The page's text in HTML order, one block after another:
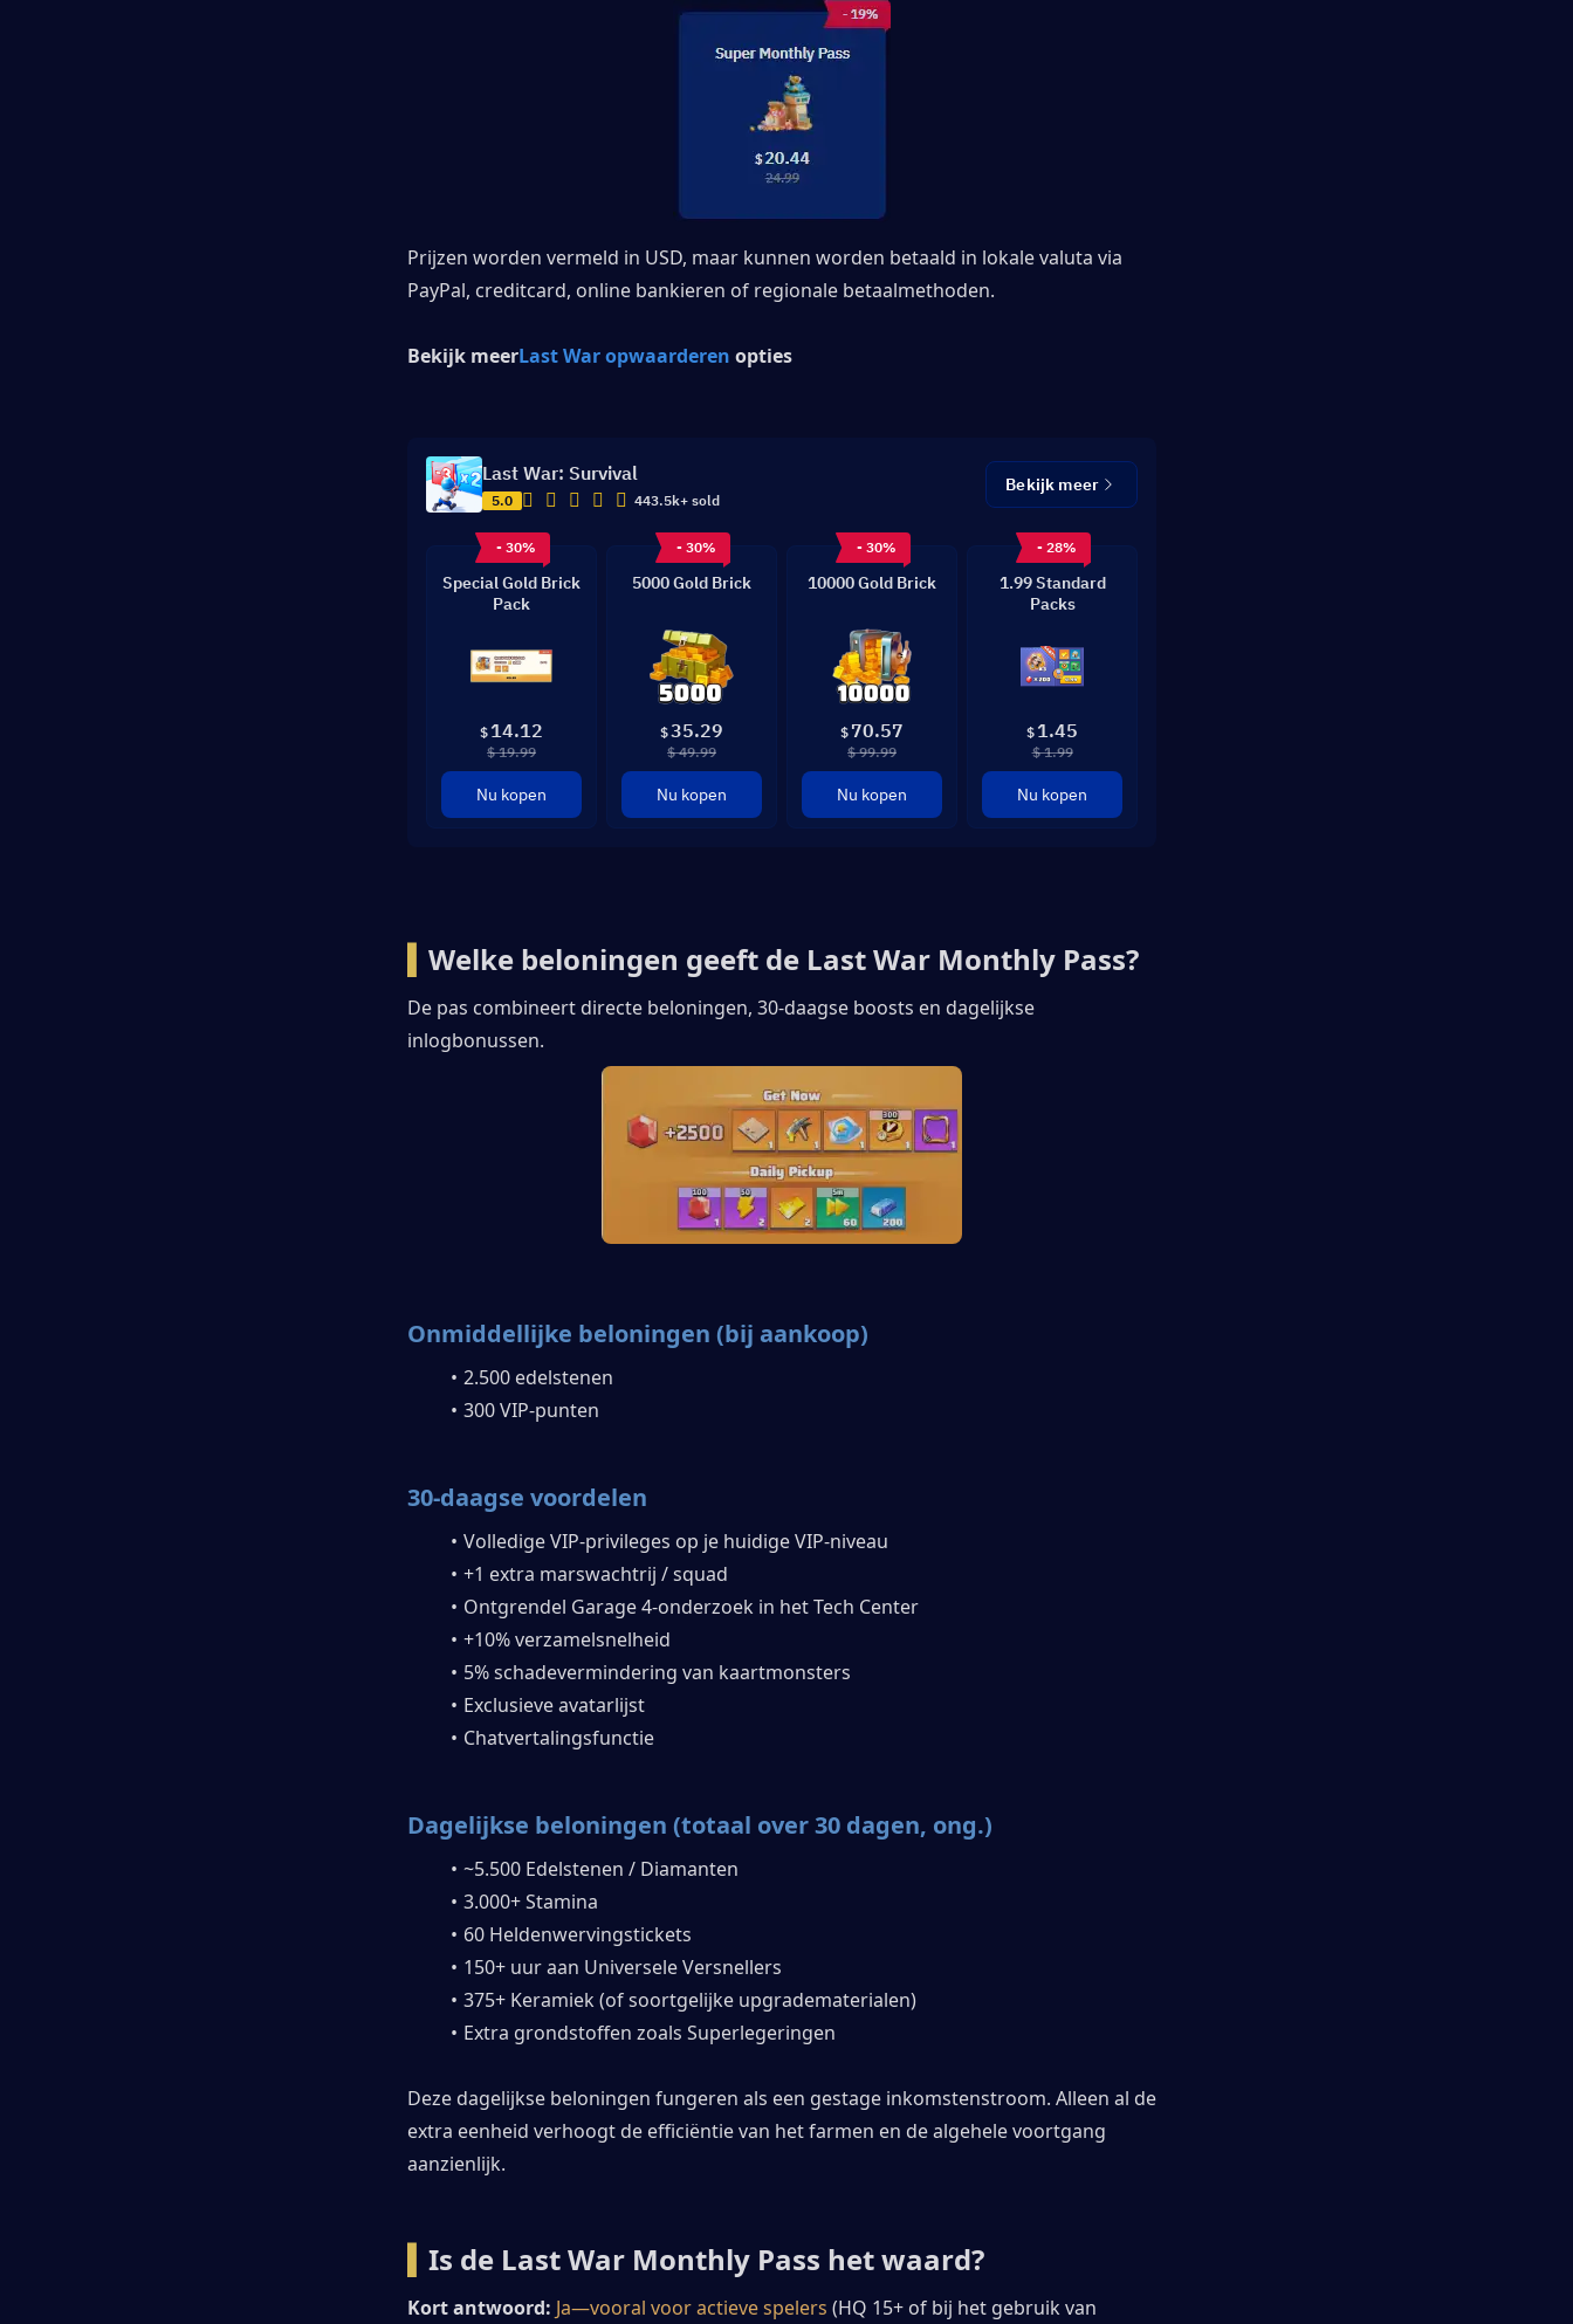
Prijzen worden vermeld in USD, maar kunnen worden betaald in lokale valuta via
PayPal, creditcard, online bankieren of regionale betaalmethoden.
Bekijk meerLast War opwaarderen opties
Last War: Survival
5.0 443.5k+ sold
Bekijk meer
- 30%
Special Gold Brick
Pack
$ 14.12
$ 19.99
Nu kopen
- 30%
5000 Gold Brick
$35.29
$ 49.99
Nu kopen
- 30%
10000 Gold Brick
$ 70.57
$ 99.99
Nu kopen
- 28%
1.99 Standard
Packs
$ 1.45
$ 1.99
Nu kopen
Welke beloningen geeft de Last War Monthly Pass?
De pas combineert directe beloningen, 30-daagse boosts en dagelijkse
inlogbonussen.
Onmiddellijke beloningen (bij aankoop)
2.500 edelstenen
300 VIP-punten
30-daagse voordelen
Volledige VIP-privileges op je huidige VIP-niveau
+1 extra marswachtrij / squad
Ontgrendel Garage 4-onderzoek in het Tech Center
+10% verzamelsnelheid
5% schadevermindering van kaartmonsters
Exclusieve avatarlijst
Chatvertalingsfunctie
Dagelijkse beloningen (totaal over 30 dagen, ong.)
~5.500 Edelstenen / Diamanten
3.000+ Stamina
60 Heldenwervingstickets
150+ uur aan Universele Versnellers
375+ Keramiek (of soortgelijke upgradematerialen)
Extra grondstoffen zoals Superlegeringen
Deze dagelijkse beloningen fungeren als een gestage inkomstenstroom. Alleen al de
extra eenheid verhoogt de efficiëntie van het farmen en de algehele voortgang
aanzienlijk.
Is de Last War Monthly Pass het waard?
Kort antwoord: Ja—vooral voor actieve spelers (HQ 15+ of bij het gebruik van